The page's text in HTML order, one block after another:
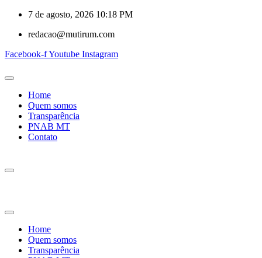
7 de agosto, 2026 10:18 PM
redacao@mutirum.com
Facebook-fYoutube Instagram
Home
Quem somos
Transparência
PNAB MT
Contato
Home
Quem somos
Transparência